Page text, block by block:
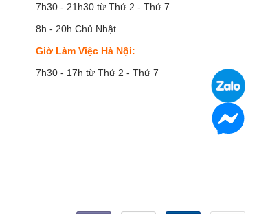
7h30 - 21h30 từ Thứ 2 - Thứ 7
8h - 20h Chủ Nhật
Giờ Làm Việc Hà Nội:
7h30 - 17h từ Thứ 2 - Thứ 7